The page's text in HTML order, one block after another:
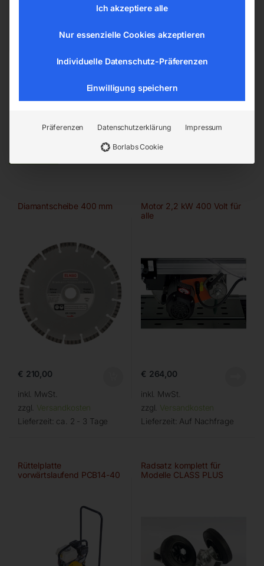
office@elmag.at
Ähnliche Produkte
Diamantscheibe 400 mm
€ 210,00
inkl. MwSt.
zzgl. Versandkosten
Lieferzeit: ca. 2 - 3 Tage
Motor 2,2 kW 400 Volt für
alle
€ 264,00
inkl. MwSt.
zzgl. Versandkosten
Lieferzeit: Auf Nachfrage
Rüttelplatte
vorwärtslaufend PCB14-40
Radsatz komplett für
Modelle CLASS PLUS
Ich akzeptiere alle
Nur essenzielle Cookies akzeptieren
Individuelle Datenschutz-Präferenzen
Einwilligung speichern
Präferenzen Datenschutzerklärung Impressum
Borlabs Cookie